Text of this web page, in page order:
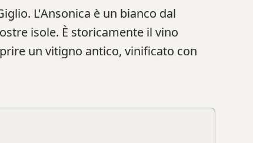
L'Ansonica è un bianco dal
isole. È storicamente il vino
un vitigno antico, vinificato con